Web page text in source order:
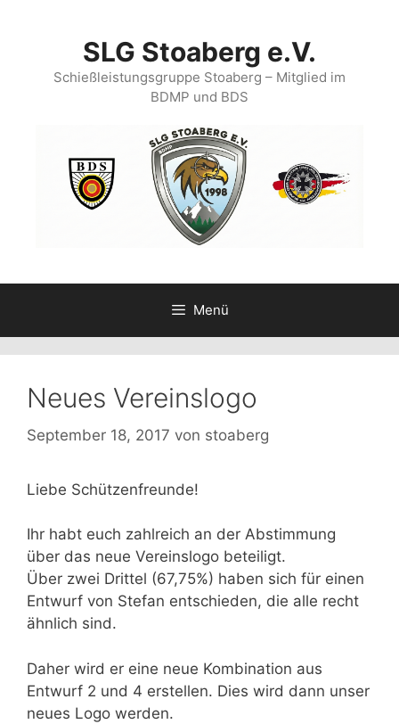
SLG Stoaberg e.V.
Schießleistungsgruppe Stoaberg – Mitglied im
BDMP und BDS
Menü
Neues Vereinslogo
September 18, 2017 von stoaberg
Liebe Schützenfreunde!
Ihr habt euch zahlreich an der Abstimmung
über das neue Vereinslogo beteiligt.
Über zwei Drittel (67,75%) haben sich für einen
Entwurf von Stefan entschieden, die alle recht
ähnlich sind.
Daher wird er eine neue Kombination aus
Entwurf 2 und 4 erstellen. Dies wird dann unser
neues Logo werden.